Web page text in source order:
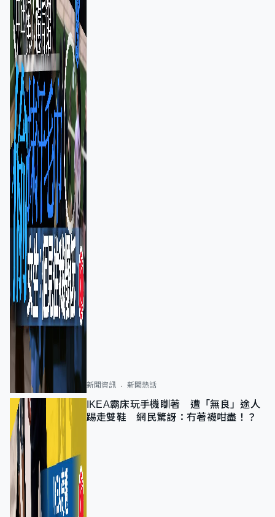
新聞資訊 新聞熱話
IKEA霸床玩手機瞓著 遭「無良」途人
踢走雙鞋 網民驚訝：冇著襪咁盡！？